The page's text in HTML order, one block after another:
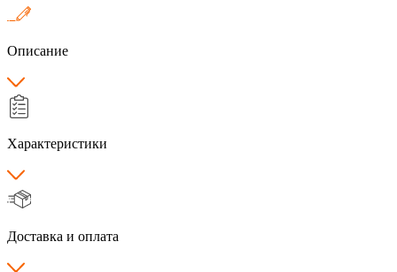
Описание
Характеристики
Доставка и оплата